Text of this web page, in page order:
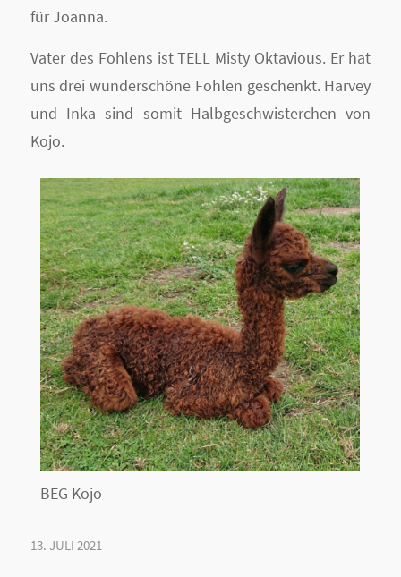
für Joanna.
Vater des Fohlens ist TELL Misty Oktavious. Er hat
uns drei wunderschöne Fohlen geschenkt. Harvey
und Inka sind somit Halbgeschwisterchen von
Kojo.
BEG Kojo
13. JULI 2021